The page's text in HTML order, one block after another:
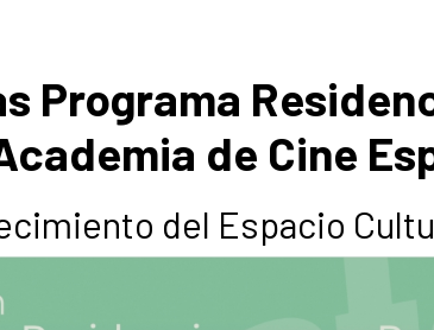
Programa
de Cine
del Espacio